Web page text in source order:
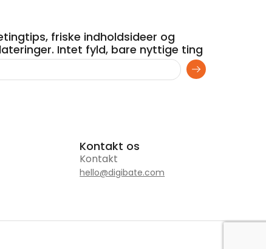
friske indholdsideer og
Intet fyld, bare nyttige ting
Kontakt os
Kontakt
hello@digibate.com